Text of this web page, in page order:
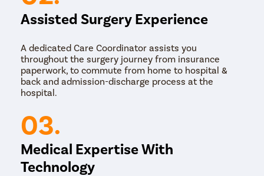
झाले तर रुग्णाला त्याच दिवशी डिस्चार्ज दिला जाईल.
Assisted Surgery Experience
A dedicated Care Coordinator assists you
throughout the surgery journey from insurance
paperwork, to commute from home to hospital &
back and admission-discharge process at the
hospital.
03.
Medical Expertise With
Technology